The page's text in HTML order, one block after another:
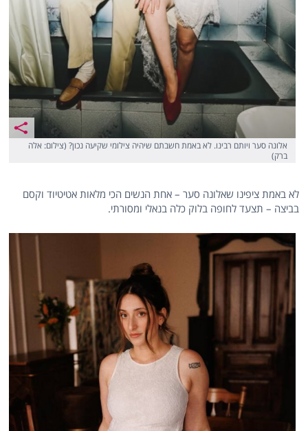
אלונה סער ויותם רבינו. לא באמת חשבתם שיהיה צילומי שקיעה נכון? (צילום: אלה
ברק)
לא באמת ציפינו שאלונה סער – אחת הנשים הכי מלאות אטיטיוד וקסם
בביצה – תצעד לחופה בלוק כלה בנאלי ומסורתי.